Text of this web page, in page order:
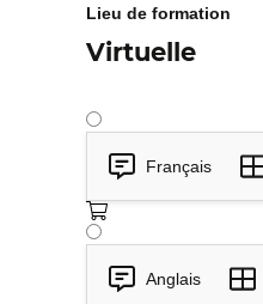
Lieu de formation
Virtuelle
Français
Anglais